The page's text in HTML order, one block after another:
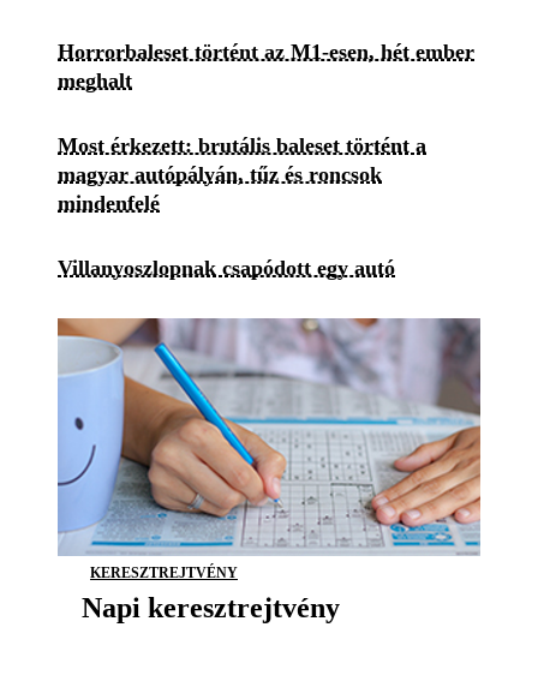
Horrorbaleset történt az M1-esen, hét ember
meghalt
Most érkezett: brutális baleset történt a
magyar autópályán, tűz és roncsok
mindenfelé
Villanyoszlopnak csapódott egy autó
KERESZTREJTVÉNY
Napi keresztrejtvény